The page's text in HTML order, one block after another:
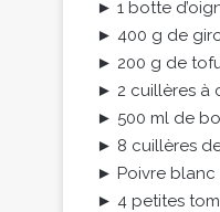
► 1 botte
► 400 g de
► 200 g de
► 2 cuillères à
► 500 ml de
► 8 cuillères
► Poivre blanc
► 4 petites